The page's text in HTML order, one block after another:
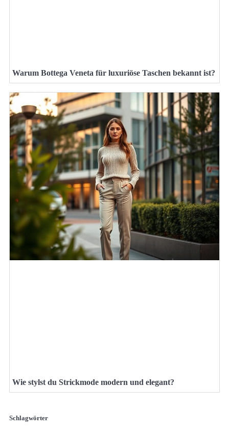
Warum Bottega Veneta für luxuriöse Taschen bekannt ist?
Wie stylst du Strickmode modern und elegant?
Schlagwörter